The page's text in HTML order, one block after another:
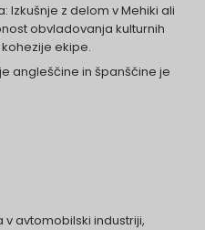
Izkušnje z delom v Mehiki ali
obvladovanja kulturnih
ekipe.
angleščine in španščine je
avtomobilski industriji,